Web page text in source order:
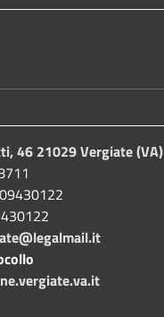
46 21029 Vergiate (VA)